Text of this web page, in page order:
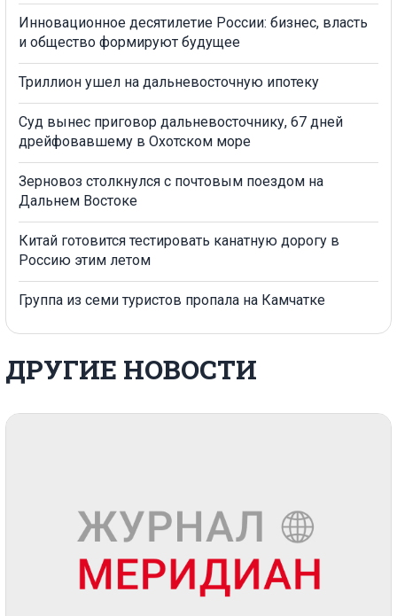
Инновационное десятилетие России: бизнес, власть
и общество формируют будущее
Триллион ушел на дальневосточную ипотеку
Суд вынес приговор дальневосточнику, 67 дней
дрейфовавшему в Охотском море
Зерновоз столкнулся с почтовым поездом на
Дальнем Востоке
Китай готовится тестировать канатную дорогу в
Россию этим летом
Группа из семи туристов пропала на Камчатке
ДРУГИЕ НОВОСТИ